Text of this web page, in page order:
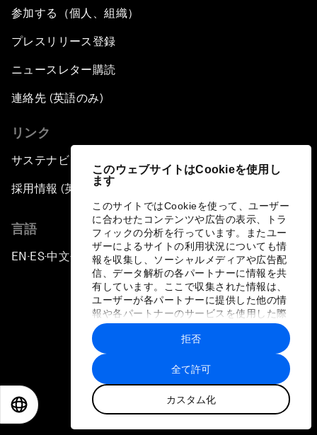
このウェブサイトはCookieを使用し
ます
このサイトではCookieを使って、ユーザー
に合わせたコンテンツや広告の表示、トラ
フィックの分析を行っています。またユー
ザーによるサイトの利用状況についても情
報を収集し、ソーシャルメディアや広告配
信、データ解析の各パートナーに情報を共
有しています。ここで収集された情報は、
ユーザーが各パートナーに提供した他の情
報や各パートナーのサービスを使用した際
に収集された情報と組み合わされ、各パー
トナーによって使用されることがありま
す。
全て許可
カスタム化
拒否
Pandemics and Big Data: Disrupting
China's Millennials
China's Global Ambitions
Unblocking Blockchain
Co-Chair Roundtable: Building a Global Brand
Welcome to the Annual Meeting of the New
Champions 2016
Opening Plenary with Premier Li Keqiang
Financing China's Growth Agenda
Co-Chair Roundtable: Disrupting Mobility
What If: Drugs Are Printed from the Internet?
Co-Chair Roundtable: Leading China's Green
参加する（個人、組織）
プレスリリース登録
ニュースレター購読
連絡先 (英語のみ)
リンク
サステナビリティへの取り組み
採用情報 (英語のみ)
言語
EN ▪ES▪中文▪ 日本語
プライバシーポリシーと利用規約
サイトマップ
©
世界経済フォーラム